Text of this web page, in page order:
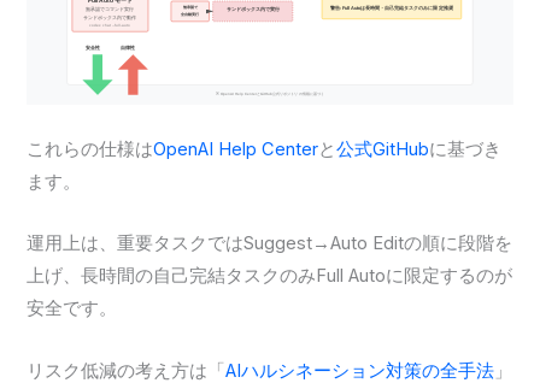
これらの仕様はOpenAI Help Centerと公式GitHubに基づき
ます。
運用上は、重要タスクではSuggest→Auto Editの順に段階を
上げ、長時間の自己完結タスクのみFull Autoに限定するのが
安全です。
リスク低減の考え方は「AIハルシネーション対策の全手法 」